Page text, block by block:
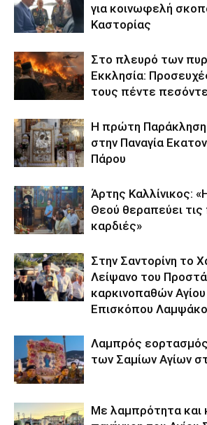
για κοινωφελή
Καστορίας
Στο πλευρό των
Εκκλησία:
τους πέντε
Η πρώτη
στην Παναγία
Πάρου
Άρτης Καλλίνικος:
Θεού θεραπεύει
καρδιές»
Στην Σαντορίνη το
Λείψανο του
καρκινοπαθών
Επισκόπου
Λαμπρός εορτασμός
των Σαμίων Αγίων
Με λαμπρότητα και